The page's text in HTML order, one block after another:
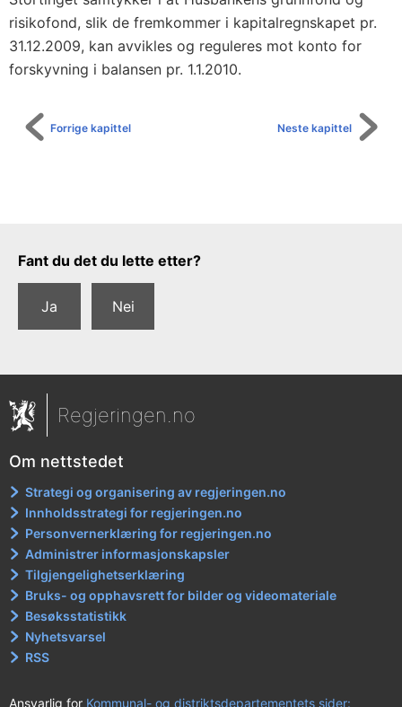
risikofond, slik de fremkommer i kapitalregnskapet pr.
31.12.2009, kan avvikles og reguleres mot konto for
forskyvning i balansen pr. 1.1.2010.
Neste kapittel
Forrige kapittel
Tilbakemeldingsskjema
Fant du det du lette etter?
Ja Nei
Regjeringen.no
Om nettstedet
Strategi og organisering av regjeringen.no
Innholdsstrategi for regjeringen.no
Personvernerklæring for regjeringen.no
Administrer informasjonskapsler
Tilgjengelighetserklæring
Bruks- og opphavsrett for bilder og videomateriale
Besøksstatistikk
Nyhetsvarsel
RSS
Ansvarlig for Kommunal- og distriktsdepartementets sider: